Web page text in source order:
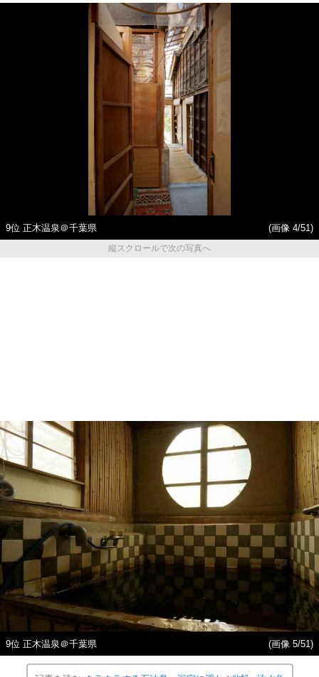
9位 正木温泉＠千葉県
(画像 4/51)
縦スクロールで次の写真へ
9位 正木温泉＠千葉県 (画像 5/51)